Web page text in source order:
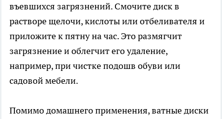
въевшихся загрязнений. Смочите диск в
растворе щелочи, кислоты или отбеливателя и
приложите к пятну на час. Это размягчит
загрязнение и облегчит его удаление,
например, при чистке подошв обуви или
садовой мебели.
Помимо домашнего применения, ватные диски